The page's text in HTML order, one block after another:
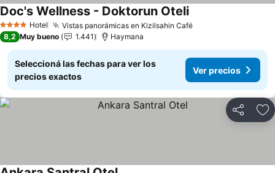
4 EstrellasHotel Vistas panorámicas en Kizilsahin CaféVer precios
Doc's Wellness - Doktorun OteliVer precios
8,2 Muy bueno 1.441 Haymana
Seleccioná las fechas para ver los
precios exactos
Ver precios
Compartir